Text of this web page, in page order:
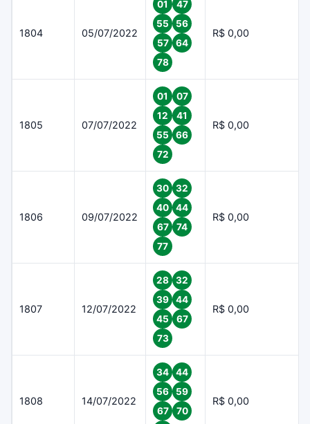
1804 05/07/2022
01
47
55
56
57
64
78
R$ 0,00
1805 07/07/2022
01
07
12
41
55
66
72
R$ 0,00
1806 09/07/2022
30
32
40
44
67
74
77
R$ 0,00
1807 12/07/2022
28
32
39
44
45
67
73
R$ 0,00
1808 14/07/2022
34
44
56
59
67
70
R$ 0,00